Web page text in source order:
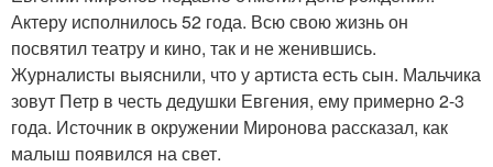
Актеру исполнилось 52 года. Всю свою жизнь он
посвятил театру и кино, так и не женившись.
Журналисты выяснили, что у артиста есть сын. Мальчика
зовут Петр в честь дедушки Евгения, ему примерно 2-3
года. Источник в окружении Миронова рассказал, как
малыш появился на свет.